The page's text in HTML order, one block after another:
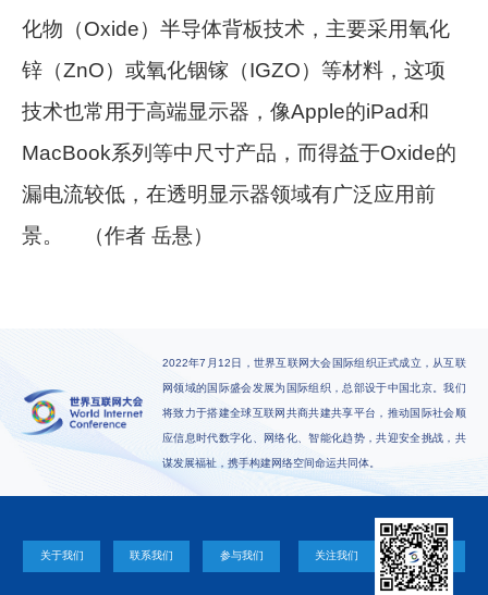
化物（Oxide）半导体背板技术，主要采用氧化
锌（ZnO）或氧化铟镓（IGZO）等材料，这项
技术也常用于高端显示器，像Apple的iPad和
MacBook系列等中尺寸产品，而得益于Oxide的
漏电流较低，在透明显示器领域有广泛应用前
景。 （作者 岳悬）
2022年7月12日，世界互联网大会国际组织正式成立，从互联
网领域的国际盛会发展为国际组织，总部设于中国北京。我们
将致力于搭建全球互联网共商共建共享平台，推动国际社会顺
应信息时代数字化、网络化、智能化趋势，共迎安全挑战，共
谋发展福祉，携手构建网络空间命运共同体。
关于我们 联系我们 参与我们 关注我们